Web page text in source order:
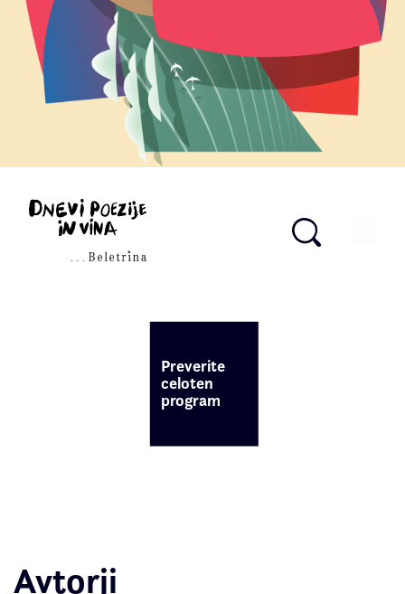
Preverite
celoten
program
Avtorji